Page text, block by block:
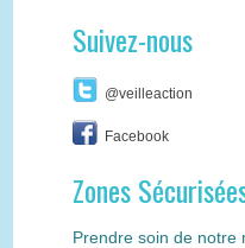
Suivez-nous
@veilleaction
Facebook
Zones
Prendre soin de notre